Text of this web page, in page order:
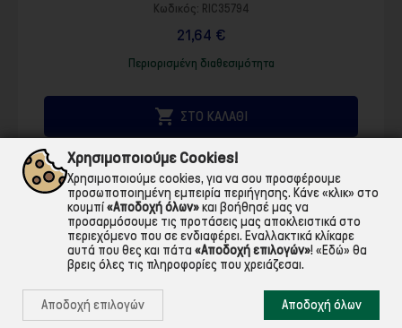
Κωδικός: RIC35794
21,64 €
Περιορισμένη διαθεσιμότητα
 ΣΤΟ ΚΑΛΑΘΙ
Χρησιμοποιούμε Cookies!
Χρησιμοποιούμε cookies, για να σου προσφέρουμε
προσωποποιημένη εμπειρία περιήγησης. Κάνε «κλικ» στο
κουμπί«Αποδοχή όλων»και βοήθησέ μας να
προσαρμόσουμε τις προτάσεις μας αποκλειστικά στο
περιεχόμενο που σε ενδιαφέρει. Εναλλακτικά κλίκαρε
αυτά που θες και πάτα «Αποδοχή επιλογών»! «Εδώ» θα
βρεις όλες τις πληροφορίες που χρειάζεσαι.
Αποδοχή επιλογών Αποδοχή όλων